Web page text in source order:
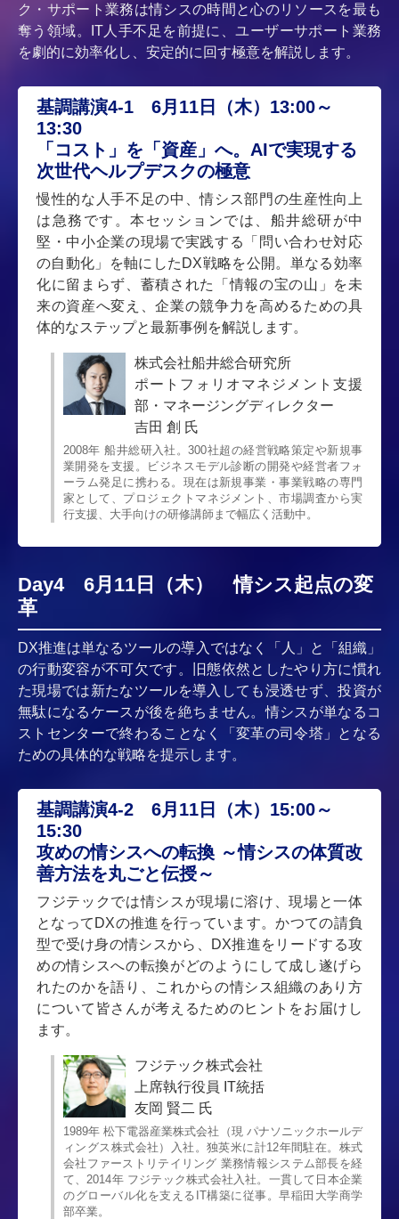
ク・サポート業務は情シスの時間と心のリソースを最も
奪う領域。IT人手不足を前提に、ユーザーサポート業務
を劇的に効率化し、安定的に回す極意を解説します。
基調講演4-1 6月11日（木）13:00～
13:30
「コスト」を「資産」へ。AIで実現する
次世代ヘルプデスクの極意
慢性的な人手不足の中、情シス部門の生産性向上
は急務です。本セッションでは、船井総研が中
堅・中小企業の現場で実践する「問い合わせ対応
の自動化」を軸にしたDX戦略を公開。単なる効率
化に留まらず、蓄積された「情報の宝の山」を未
来の資産へ変え、企業の競争力を高めるための具
体的なステップと最新事例を解説します。
株式会社船井総合研究所
ポートフォリオマネジメント支援
部・マネージングディレクター
吉田 創 氏
2008年 船井総研入社。300社超の経営戦略策定や新規事
業開発を支援。ビジネスモデル診断の開発や経営者フォ
ーラム発足に携わる。現在は新規事業・事業戦略の専門
家として、プロジェクトマネジメント、市場調査から実
行支援、大手向けの研修講師まで幅広く活動中。
Day4 6月11日（木） 情シス起点の変
革
DX推進は単なるツールの導入ではなく「人」と「組織」
の行動変容が不可欠です。旧態依然としたやり方に慣れ
た現場では新たなツールを導入しても浸透せず、投資が
無駄になるケースが後を絶ちません。情シスが単なるコ
ストセンターで終わることなく「変革の司令塔」となる
ための具体的な戦略を提示します。
基調講演4-2 6月11日（木）15:00～
15:30
攻めの情シスへの転換 ～情シスの体質改
善方法を丸ごと伝授～
フジテックでは情シスが現場に溶け、現場と一体
となってDXの推進を行っています。かつての請負
型で受け身の情シスから、DX推進をリードする攻
めの情シスへの転換がどのようにして成し遂げら
れたのかを語り、これからの情シス組織のあり方
について皆さんが考えるためのヒントをお届けし
ます。
フジテック株式会社
上席執行役員 IT統括
友岡 賢二 氏
1989年 松下電器産業株式会社（現 パナソニックホールデ
ィングス株式会社）入社。独英米に計12年間駐在。株式
会社ファーストリテイリング 業務情報システム部長を経
て、2014年 フジテック株式会社入社。一貫して日本企業
のグローバル化を支えるIT構築に従事。早稲田大学商学
部卒業。